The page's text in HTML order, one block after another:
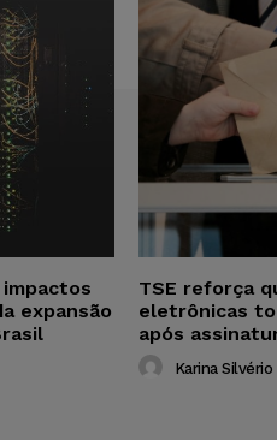
expansão
TSE reforça
eletrônicas
após
Karina Silvério